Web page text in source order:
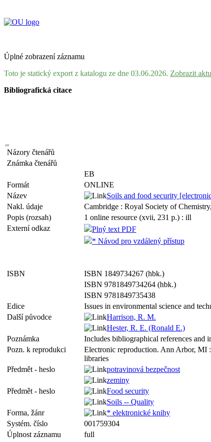
Úplné zobrazení záznamu
Toto je statický export z katalogu ze dne 03.06.2026. Zobrazit
Bibliografická citace
Názory čtenářů
Známka čtenářů
EB
Formát
ONLINE
Název
Soils and food security
Nakl. údaje
Cambridge : Royal Society of
Popis (rozsah)
1 online resource (xvii, 231 p.) : ill
Externí odkaz
Plný text PDF
* Návod pro vzdálený přístup
ISBN
ISBN 1849734267 (hbk.)
ISBN 9781849734264 (hbk.)
ISBN 9781849735438
Edice
Issues in environmental science and
Další původce
Harrison, R. M.
Hester, R. E. (Ronald E.)
Poznámka
Includes bibliographical references and
Pozn. k reprodukci
Electronic reproduction. Ann Arbor, MI
libraries
Předmět - heslo
potravinová bezpečnost
zeminy
Předmět - heslo
Food security
Soils -- Quality
Forma, žánr
* elektronické knihy
Systém. číslo
001759304
Úplnost záznamu
full